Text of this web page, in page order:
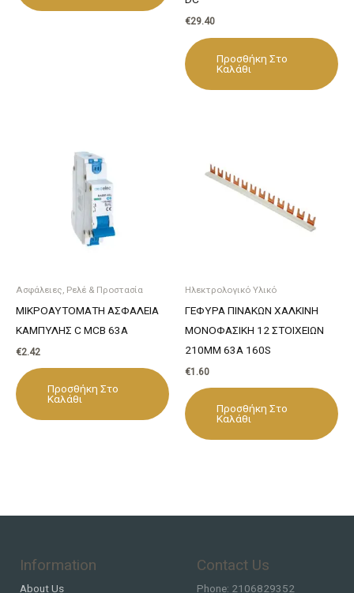
€29.40
Προσθήκη Στο
Καλάθι
Ασφάλειες, Ρελέ & Προστασία
ΜΙΚΡΟΑΥΤΟΜΑΤΗ ΑΣΦΑΛΕΙΑ
ΚΑΜΠΥΛΗΣ C MCB 63A
€2.42
Προσθήκη Στο
Καλάθι
Ηλεκτρολογικό Υλικό
ΓΕΦΥΡΑ ΠΙΝΑΚΩΝ ΧΑΛΚΙΝΗ
ΜΟΝΟΦΑΣΙΚΗ 12 ΣΤΟΙΧΕΙΩΝ
210ΜΜ 63Α 160S
€1.60
Προσθήκη Στο
Καλάθι
Information
About Us
Contact Us
Phone: 2106829352